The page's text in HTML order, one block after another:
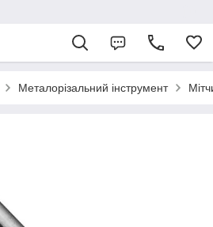
Металорізальний інструмент